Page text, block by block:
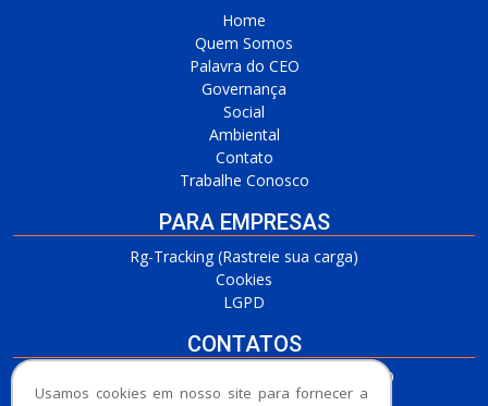
Home
Quem Somos
Palavra do CEO
Governança
Social
Ambiental
Contato
Trabalhe Conosco
PARA EMPRESAS
Rg-Tracking (Rastreie sua carga)
Cookies
LGPD
CONTATOS
(11) 3509-7700 / (11) 3509-4650
RG Cubatão/SP (13) 3365-2020
Usamos cookies em nosso site para fornecer a